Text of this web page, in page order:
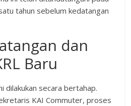
tahun sebelum kedatangan
dan
Baru
dilakukan secara bertahap.
KAI Commuter, proses